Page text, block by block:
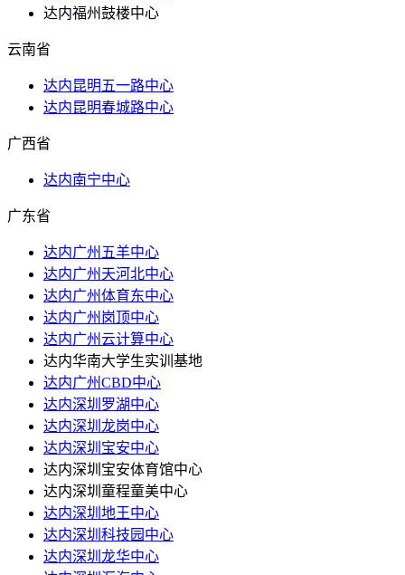
达内福州鼓楼中心
云南省
达内昆明五一路中心
达内昆明春城路中心
广西省
达内南宁中心
广东省
达内广州五羊中心
达内广州天河北中心
达内广州体育东中心
达内广州岗顶中心
达内广州云计算中心
达内华南大学生实训基地
达内广州CBD中心
达内深圳罗湖中心
达内深圳龙岗中心
达内深圳宝安中心
达内深圳宝安体育馆中心
达内深圳童程童美中心
达内深圳地王中心
达内深圳科技园中心
达内深圳龙华中心